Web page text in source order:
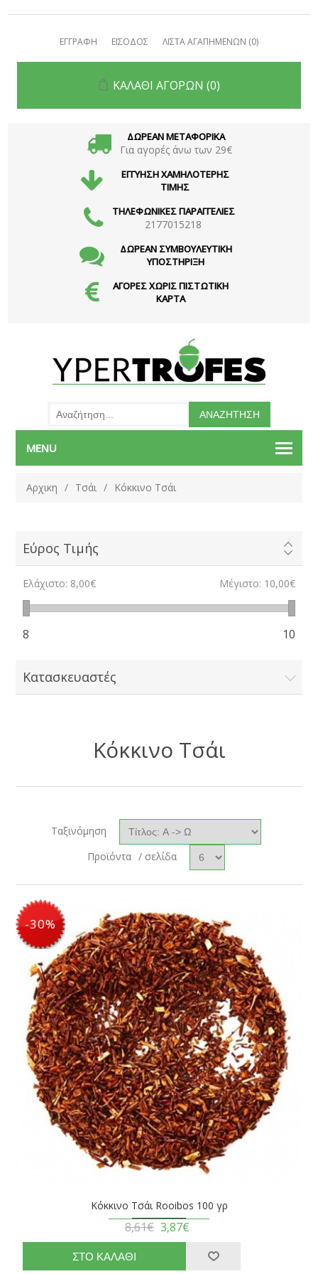
ΕΓΓΡΑΦΗ ΕΙΣΟΔΟΣ ΛΙΣΤΑ ΑΓΑΠΗΜΕΝΩΝ (0)
ΚΑΛΑΘΙ ΑΓΟΡΩΝ (0)
ΔΩΡΕΑΝ ΜΕΤΑΦΟΡΙΚΑ
Για αγορές άνω των 29€
ΕΓΓΥΗΣΗ ΧΑΜΗΛΟΤΕΡΗΣ
ΤΙΜΗΣ
ΤΗΛΕΦΩΝΙΚΕΣ ΠΑΡΑΓΓΕΛΙΕΣ
2177015218
ΔΩΡΕΑΝ ΣΥΜΒΟΥΛΕΥΤΙΚΗ
ΥΠΟΣΤΗΡΙΞΗ
ΑΓΟΡΕΣ ΧΩΡΙΣ ΠΙΣΤΩΤΙΚΗ
ΚΑΡΤΑ
MENU
Αρχικη / Τσάι / Κόκκινο Τσάι
Εύρος Τιμής
Ελάχιστο: 8,00€ Μέγιστο: 10,00€
8 10
Κατασκευαστές
Κόκκινο Τσάι
Ταξινόμηση
Προϊόντα / σελίδα
-55%
-20%
-30%
Κόκκινο Τσάι Rooibos 100 γρ
8,61€ 3,87€